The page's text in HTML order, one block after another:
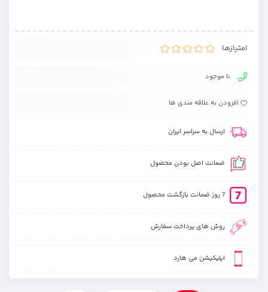
امتیازها
نا موجود
افزودن به علاقه مندی ها
ارسال به سراسر ایران
ضمانت اصل بودن محصول
7 روز ضمانت بازگشت محصول
روش های پرداخت سفارش
اپلیکیشن می هارد